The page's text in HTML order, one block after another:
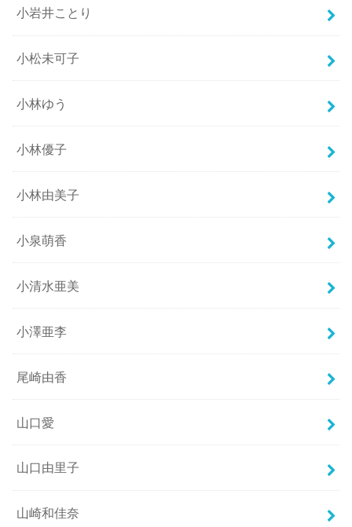
小岩井ことり
小松未可子
小林ゆう
小林優子
小林由美子
小泉萌香
小清水亜美
小澤亜李
尾崎由香
山口愛
山口由里子
山崎和佳奈